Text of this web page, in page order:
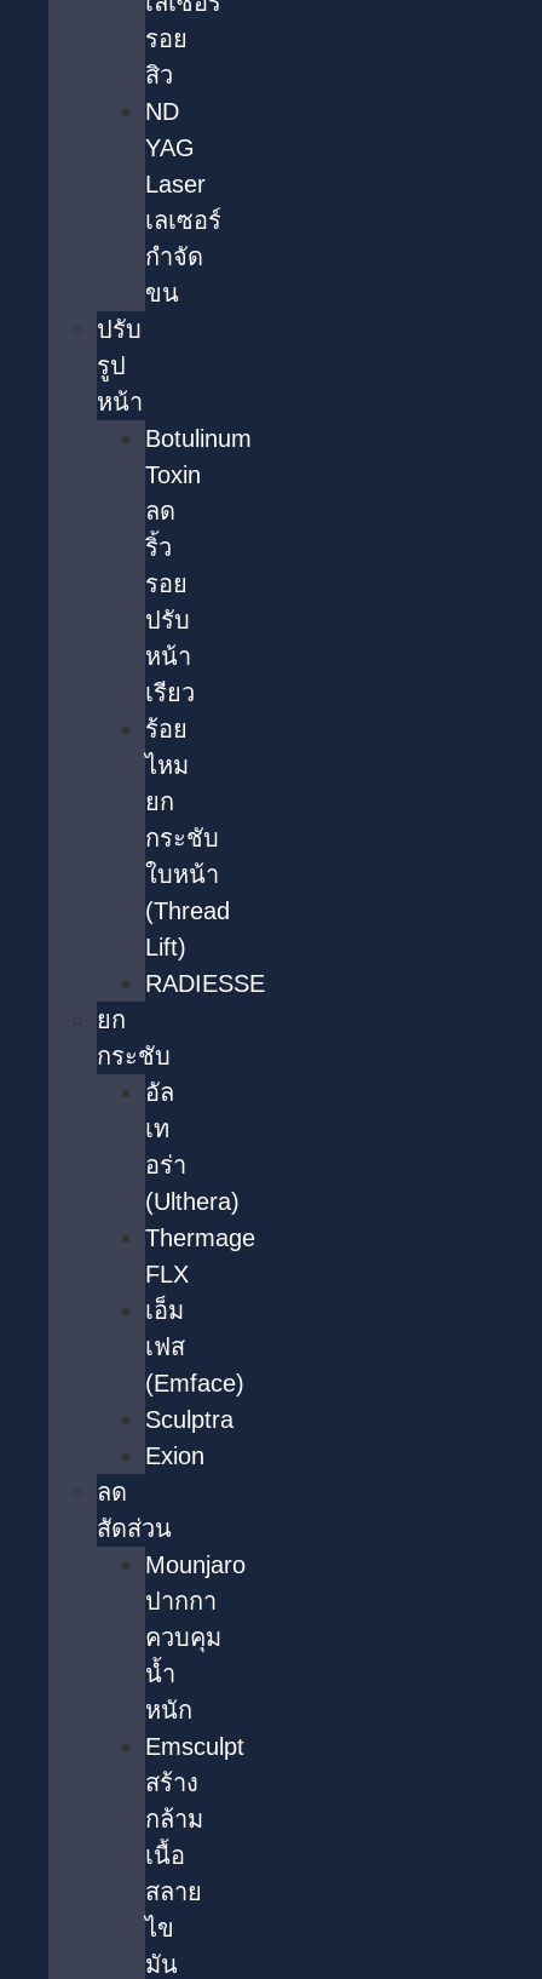
รอย
สิว
ND
YAG
Laser
เลเซอร์
กำจัด
ขน
ปรับ
รูป
หน้า
Botulinum
Toxin
ลด
ริ้ว
รอย
ปรับ
หน้า
เรียว
ร้อย
ไหม
ยก
กระชับ
ใบหน้า
(Thread
Lift)
RADIESSE
ยก
กระชับ
อัล
เท
อร่า
(Ulthera)
Thermage
FLX
เอ็ม
เฟส
(Emface)
Sculptra
Exion
ลด
สัดส่วน
Mounjaro
ปากกา
ควบคุม
น้ำ
หนัก
Emsculpt
สร้าง
กล้าม
เนื้อ
สลาย
ไข
มัน